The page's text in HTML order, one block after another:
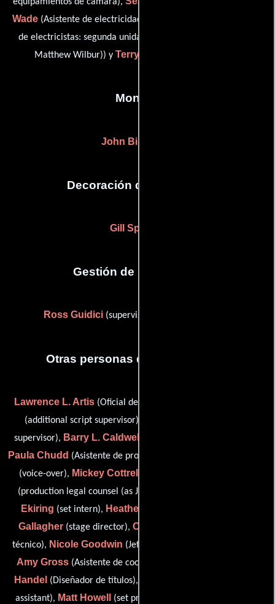
equipamientos de cámara),
Wade(Asistente de electricidad),
de electricistas: segunda unidad),
Matthew Wilbur)) y Terry Kramer
Montaje
John Binninger
Decoración de escenario
Gill Sperlein
Gestión de producción
Ross Guidici (supervisor de post-producción)
Otras personas que participaron
Lawrence L. Artis (Oficial de seguridad),
(additional script supervisor),
supervisor), Barry L. Caldwell
Paula Chudd (Asistente de producción),
(voice-over), Mickey Cottrell
(production legal counsel (as John F. Curtis Esq.)),
Ekiring (set intern), Heather Fucinari
Gallagher (stage director), Cindy Garcia
técnico), Nicole Goodwin (Jefe de asistentes de producción),
Amy Gross(Asistente de coordinador de producción),
Handel (Diseñador de títulos),
assistant), Matt Howell (set production assistant),